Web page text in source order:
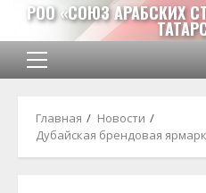
Перейти
содержимому
РОО «СОЮЗ АРАБСКИХ
Основное
Главная
Новости
Дубайская брендовая